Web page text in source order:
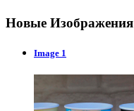
Новые Изображения
Image 1